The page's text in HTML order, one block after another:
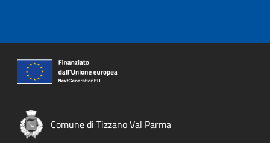
Comune di Tizzano Val Parma